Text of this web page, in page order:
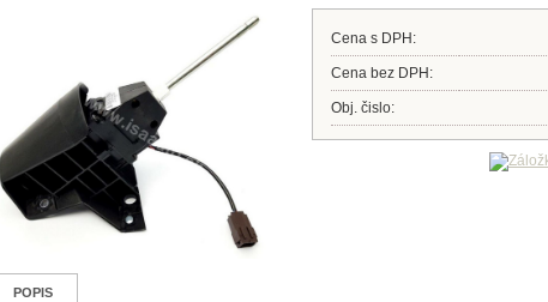
Cena s DPH:
Cena bez DPH:
Obj. čislo:
POPIS